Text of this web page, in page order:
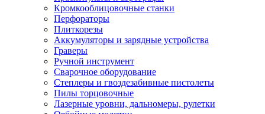
Кромкооблицовочные станки
Перфораторы
Плиткорезы
Аккумуляторы и зарядные устройства
Граверы
Ручной инструмент
Сварочное оборудование
Степлеры и гвоздезабивные пистолеты
Пилы торцовочные
Лазерные уровни, дальномеры, рулетки